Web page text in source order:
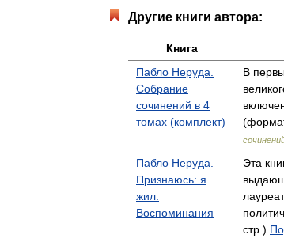
Другие книги автора:
Книга
Пабло Неруда.
Собрание
сочинений в 4
томах (комплект)
В
Пабло Неруда.
Признаюсь: я
жил.
Воспоминания
Эта
стр.)